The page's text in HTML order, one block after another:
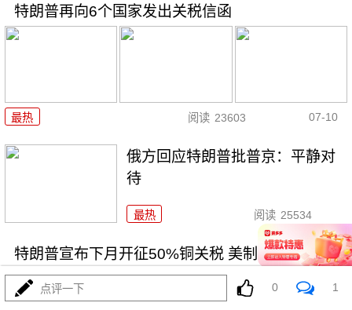
特朗普再向6个国家发出关税信函
最热 阅读 23603 07-10
俄方回应特朗普批普京：平静对
待
最热 阅读 25534
特朗普宣布下月开征50%铜关税 美制造商忧成本飙
升
点评一下 0 1